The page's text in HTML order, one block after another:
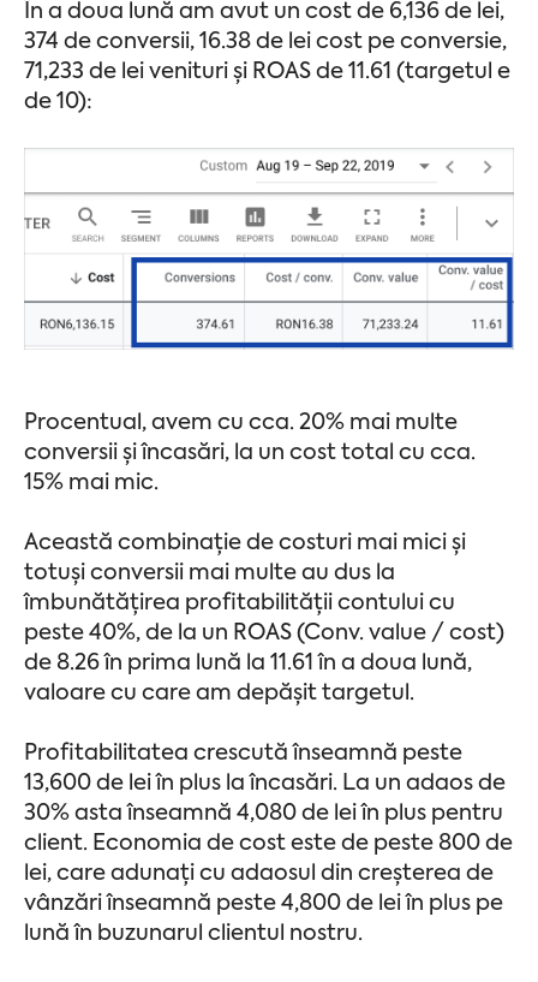
În a doua lună am avut un cost de 6,136 de lei,
374 de conversii, 16.38 de lei cost pe conversie,
71,233 de lei venituri și ROAS de 11.61 (targetul e
de 10):
Procentual, avem cu cca. 20% mai multe
conversii și încasări, la un cost total cu cca.
15% mai mic.
Această combinație de costuri mai mici și
totuși conversii mai multe au dus la
îmbunătățirea profitabilității contului cu
peste 40%, de la un ROAS (Conv. value / cost)
de 8.26 în prima lună la 11.61 în a doua lună,
valoare cu care am depășit targetul.
Profitabilitatea crescută înseamnă peste
13,600 de lei în plus la încasări. La un adaos de
30% asta înseamnă 4,080 de lei în plus pentru
client. Economia de cost este de peste 800 de
lei, care adunați cu adaosul din creșterea de
vânzări înseamnă peste 4,800 de lei în plus pe
lună în buzunarul clientul nostru.